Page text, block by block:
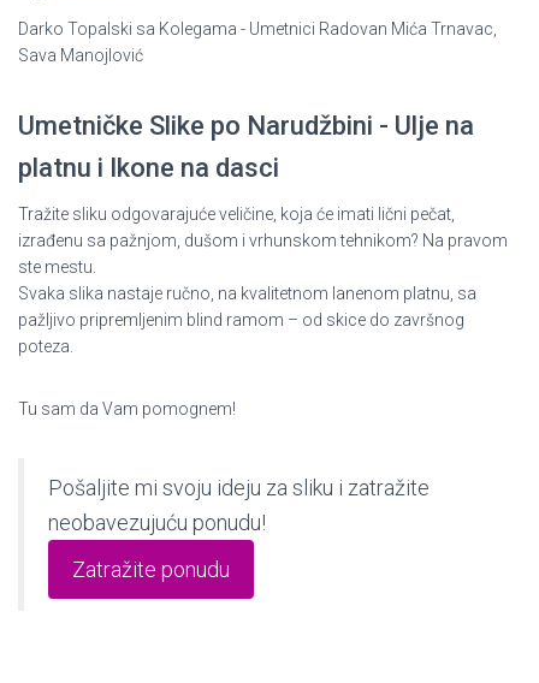
Darko Topalski sa Kolegama - Umetnici Radovan Mića Trnavac,
Sava Manojlović
Umetničke Slike po Narudžbini - Ulje na
platnu i Ikone na dasci
Tražite sliku odgovarajuće veličine, koja će imati lični pečat,
izrađenu sa pažnjom, dušom i vrhunskom tehnikom? Na pravom
ste mestu.
Svaka slika nastaje ručno, na kvalitetnom lanenom platnu, sa
pažljivo pripremljenim blind ramom – od skice do završnog
poteza.
Tu sam da Vam pomognem!
Pošaljite mi svoju ideju za sliku i zatražite
neobavezujuću ponudu!
Zatražite ponudu